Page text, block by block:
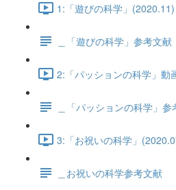
1:「遊びの科学」
＿「遊びの科学」参考文献
2:「パッションの科学」
＿「パッションの科学」
3:「お祝いの科学」
＿お祝いの科学参考文献